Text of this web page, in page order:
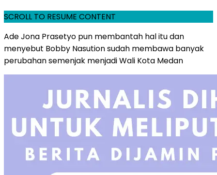
SCROLL TO RESUME CONTENT
Ade Jona Prasetyo pun membantah hal itu dan
menyebut Bobby Nasution sudah membawa banyak
perubahan semenjak menjadi Wali Kota Medan